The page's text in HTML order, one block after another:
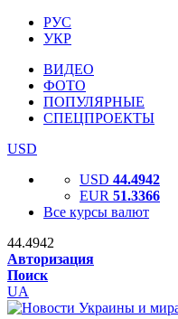
РУС
УКР
ВИДЕО
ФОТО
ПОПУЛЯРНЫЕ
СПЕЦПРОЕКТЫ
USD
USD 44.4942
EUR 51.3366
Все курсы валют
44.4942
Авторизация
Поиск
UA